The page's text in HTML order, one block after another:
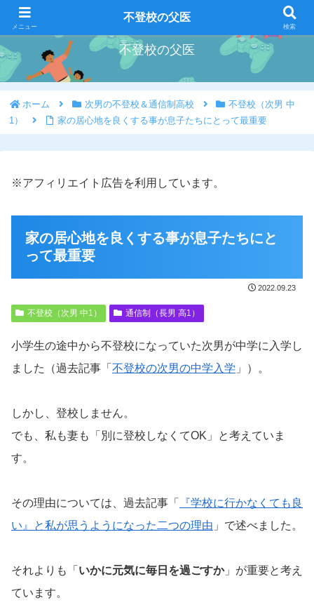
好きな事を好きな時にやろう
不登校の父医
ホーム 次男の不登校＆通信制高校
不登校（次男 中
1）
家の居心地を良くする事が息子たちにとって最重要
※アフィリエイト広告を利用しています。
家の居心地を良くする事が息子たちにと
って最重要
2022.09.23
不登校（次男 中1） 通信制（長男 高1）
小学生の途中から不登校になっていた次男が中学に入学し
ました（過去記事「 不登校の次男の中学入学 」）。
しかし、登校しません。
でも、私も妻も「別に登校しなくてOK」と考えていま
す。
その理由については、過去記事「
『学校に行かなくても良
い』と私が思うようになった二つの理由 」で述べました。
それよりも「 いかに元気に毎日を過ごすか」が重要と考え
ています。
メニュー
不登校の父医
検索